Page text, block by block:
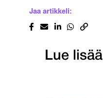
Jaa artikkeli:
Lue lisää